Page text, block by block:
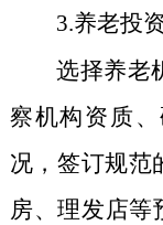
3.养老投
选择养老
察机构资质
况，签订规范
房、理发店等